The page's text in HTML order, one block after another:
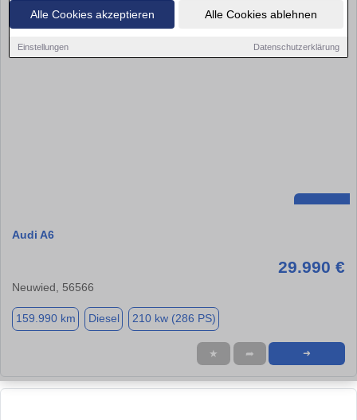
Alle Cookies akzeptieren Alle Cookies ablehnen
Einstellungen Datenschutzerklärung
Audi A6
29.990 €
Neuwied, 56566
159.990 km Diesel 210 kw (286 PS)
★ ➦ ➜